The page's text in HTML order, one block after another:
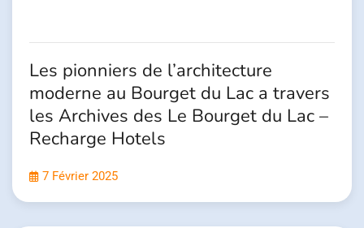
Les pionniers de l’architecture
moderne au Bourget du Lac a travers
les Archives des Le Bourget du Lac –
Recharge Hotels
7 Février 2025